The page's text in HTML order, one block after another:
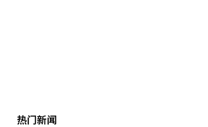
热门新闻